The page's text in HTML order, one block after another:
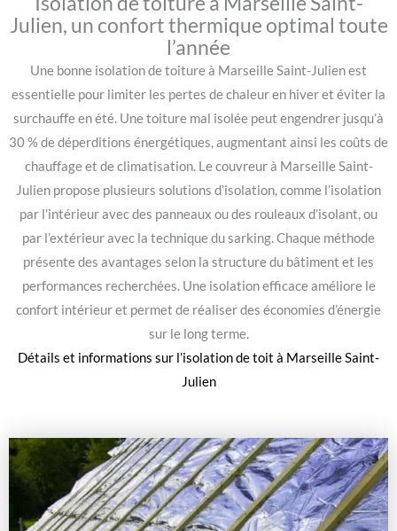
Julien, un confort thermique optimal toute
l’année
Une bonne isolation de toiture à Marseille Saint-Julien est
essentielle pour limiter les pertes de chaleur en hiver et éviter la
surchauffe en été. Une toiture mal isolée peut engendrer jusqu’à
30 % de déperditions énergétiques, augmentant ainsi les coûts de
chauffage et de climatisation. Le couvreur à Marseille Saint-
Julien propose plusieurs solutions d’isolation, comme l’isolation
par l’intérieur avec des panneaux ou des rouleaux d’isolant, ou
par l’extérieur avec la technique du sarking. Chaque méthode
présente des avantages selon la structure du bâtiment et les
performances recherchées. Une isolation efficace améliore le
confort intérieur et permet de réaliser des économies d’énergie
sur le long terme.
Détails et informations sur l’isolation de toit à Marseille Saint-
Julien